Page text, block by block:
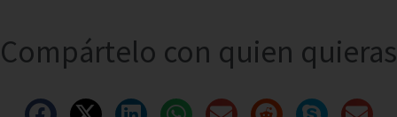
Compártelo con quien quieras